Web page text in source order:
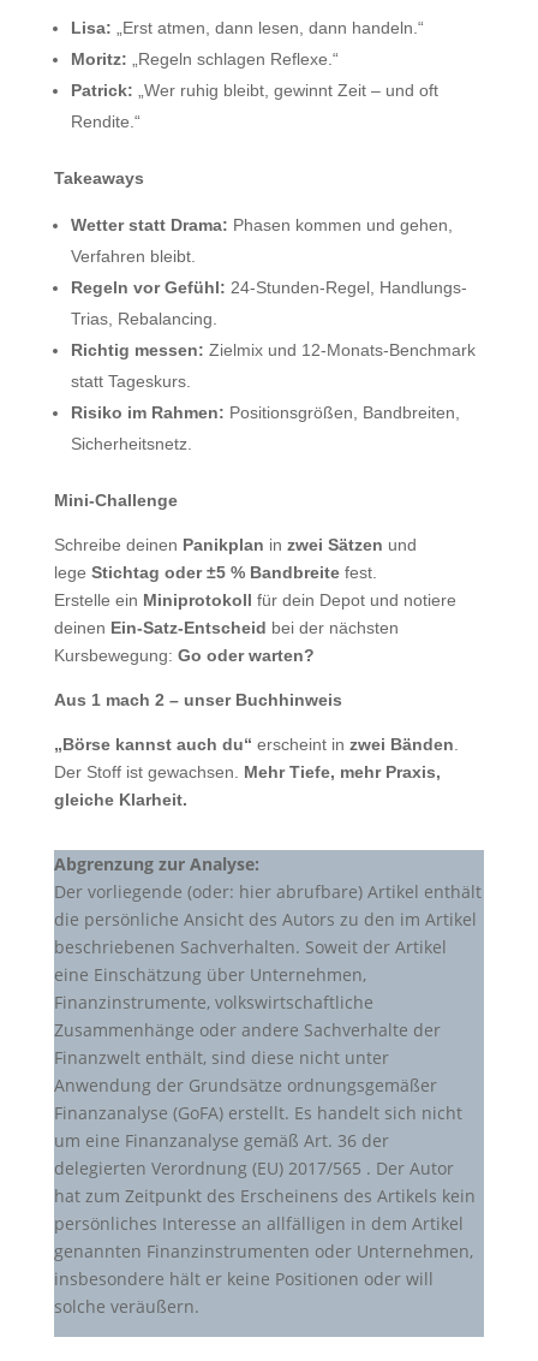
Lisa: „Erst atmen, dann lesen, dann handeln.“
Moritz: „Regeln schlagen Reflexe.“
Patrick: „Wer ruhig bleibt, gewinnt Zeit – und oft
Rendite.“
Takeaways
Wetter statt Drama: Phasen kommen und gehen,
Verfahren bleibt.
Regeln vor Gefühl: 24-Stunden-Regel, Handlungs-
Trias, Rebalancing.
Richtig messen: Zielmix und 12-Monats-Benchmark
statt Tageskurs.
Risiko im Rahmen: Positionsgrößen, Bandbreiten,
Sicherheitsnetz.
Mini-Challenge
Schreibe deinen Panikplan in zwei Sätzen und
lege Stichtag oder ±5 % Bandbreitefest.
Erstelle ein Miniprotokoll für dein Depot und notiere
deinen Ein-Satz-Entscheid bei der nächsten
Kursbewegung: Go oder warten?
Aus 1 mach 2 – unser Buchhinweis
„Börse kannst auch du“ erscheint in zwei Bänden
Der Stoff ist gewachsen. Mehr Tiefe, mehr Praxis,
gleiche Klarheit.
Abgrenzung zur Analyse:
Der vorliegende (oder: hier abrufbare) Artikel enthält
die persönliche Ansicht des Autors zu den im Artikel
beschriebenen Sachverhalten. Soweit der Artikel
eine Einschätzung über Unternehmen,
Finanzinstrumente, volkswirtschaftliche
Zusammenhänge oder andere Sachverhalte der
Finanzwelt enthält, sind diese nicht unter
Anwendung der Grundsätze ordnungsgemäßer
Finanzanalyse (GoFA) erstellt. Es handelt sich nicht
um eine Finanzanalyse gemäß Art. 36 der
delegierten Verordnung (EU) 2017/565 . Der Autor
hat zum Zeitpunkt des Erscheinens des Artikels kein
persönliches Interesse an allfälligen in dem Artikel
genannten Finanzinstrumenten oder Unternehmen,
insbesondere hält er keine Positionen oder will
solche veräußern.